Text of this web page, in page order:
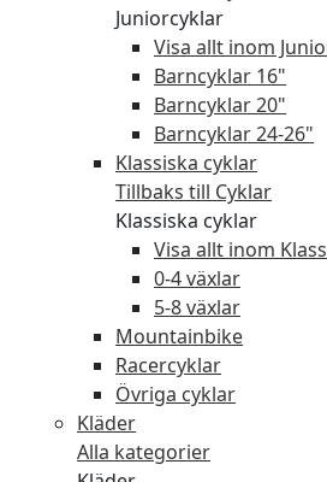
Juniorcyklar
Visa allt inom
Barncyklar 16"
Barncyklar 20"
Barncyklar 24-26"
Klassiska cyklar
Tillbaks till Cyklar
Klassiska cyklar
Visa allt inom
0-4 växlar
5-8 växlar
Mountainbike
Racercyklar
Övriga cyklar
Kläder
Alla kategorier